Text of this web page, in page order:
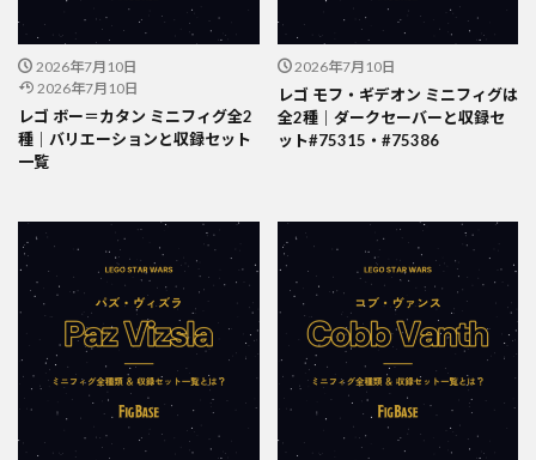
2026年7月10日
2026年7月10日
レゴ ボー＝カタン ミニフィグ全2
種｜バリエーションと収録セット
一覧
2026年7月10日
レゴ モフ・ギデオン ミニフィグは
全2種｜ダークセーバーと収録セ
ット#75315・#75386